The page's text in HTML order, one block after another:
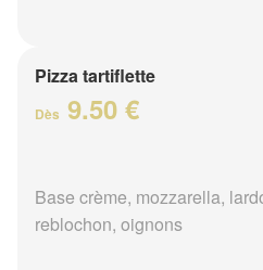
Pizza tartiflette
Dès 9.50 €
Base crème, mozzarella,
reblochon, oignons